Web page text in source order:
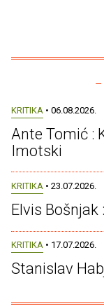
–
KRITIKA • 06.08.2026.
Ante Tomić :
Imotski
KRITIKA • 23.07.2026.
Elvis Bošnjak
KRITIKA • 17.07.2026.
Stanislav